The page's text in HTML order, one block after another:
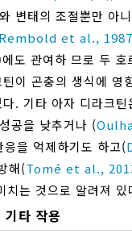
변태의 조절뿐만 아
Rembold et al.,
관여하 므로 두 호
이 곤충의 생식에 영
. 기타 아자 디라크틴
공을 낮추거나 (
을 억제하기도 하고(
해(Tomé et al.,
치는 것으로 알려져 있
타 작용